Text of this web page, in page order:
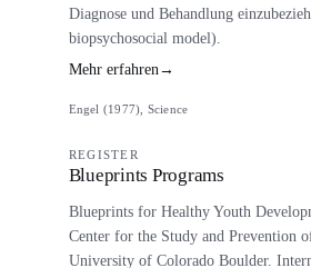
Diagnose und Behandlung
biopsychosocial model).
Mehr erfahren→
Engel (1977), Science
REGISTER
Blueprints Programs
Blueprints for Healthy Youth
Center for the Study and Prevention
University of Colorado Boulder.